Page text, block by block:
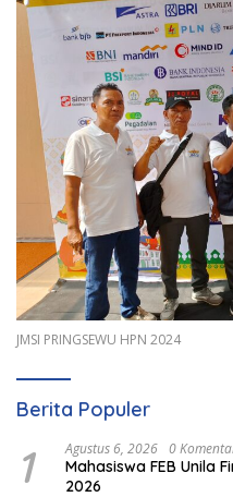
JMSI PRINGSEWU HPN 2024
Berita Populer
1 Agustus 6, 2026 0
Mahasiswa FEB Unila
2026